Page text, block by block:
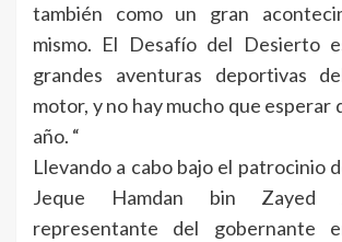
también como un gran
mismo. El Desafío del Desierto
grandes aventuras deportivas
motor, y no hay mucho que esperar
año. “
Llevando a cabo bajo el patrocinio
Jeque Hamdan bin Zayed
representante del gobernante